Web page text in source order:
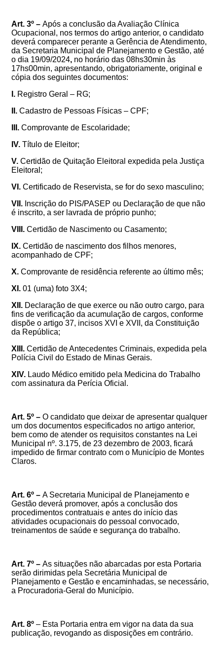
Art. 3º – Após a conclusão da Avaliação Clínica
Ocupacional, nos termos do artigo anterior, o candidato
deverá comparecer perante a Gerência de Atendimento,
da Secretaria Municipal de Planejamento e Gestão, até
o dia 19/09/2024, no horário das 08hs30min às
17hs00min, apresentando, obrigatoriamente, original e
cópia dos seguintes documentos:
I. Registro Geral – RG;
II. Cadastro de Pessoas Físicas – CPF;
III. Comprovante de Escolaridade;
IV. Título de Eleitor;
V. Certidão de Quitação Eleitoral expedida pela Justiça
Eleitoral;
VI. Certificado de Reservista, se for do sexo masculino;
VII. Inscrição do PIS/PASEP ou Declaração de que não
é inscrito, a ser lavrada de próprio punho;
VIII. Certidão de Nascimento ou Casamento;
IX. Certidão de nascimento dos filhos menores,
acompanhado de CPF;
X. Comprovante de residência referente ao último mês;
XI. 01 (uma) foto 3X4;
XII. Declaração de que exerce ou não outro cargo, para
fins de verificação da acumulação de cargos, conforme
dispõe o artigo 37, incisos XVI e XVII, da Constituição
da República;
XIII. Certidão de Antecedentes Criminais, expedida pela
Polícia Civil do Estado de Minas Gerais.
XIV. Laudo Médico emitido pela Medicina do Trabalho
com assinatura da Perícia Oficial .
Art. 5º – O candidato que deixar de apresentar qualquer
um dos documentos especificados no artigo anterior,
bem como de atender os requisitos constantes na Lei
Municipal nº. 3.175, de 23 dezembro de 2003, ficará
impedido de firmar contrato com o Município de Montes
Claros.
Art. 6º – A Secretaria Municipal de Planejamento e
Gestão deverá promover, após a conclusão dos
procedimentos contratuais e antes do início das
atividades ocupacionais do pessoal convocado,
treinamentos de saúde e segurança do trabalho.
Art. 7º – As situações não abarcadas por esta Portaria
serão dirimidas pela Secretária Municipal de
Planejamento e Gestão e encaminhadas, se necessário,
a Procuradoria-Geral do Município.
Art. 8º – Esta Portaria entra em vigor na data da sua
publicação, revogando as disposições em contrário.